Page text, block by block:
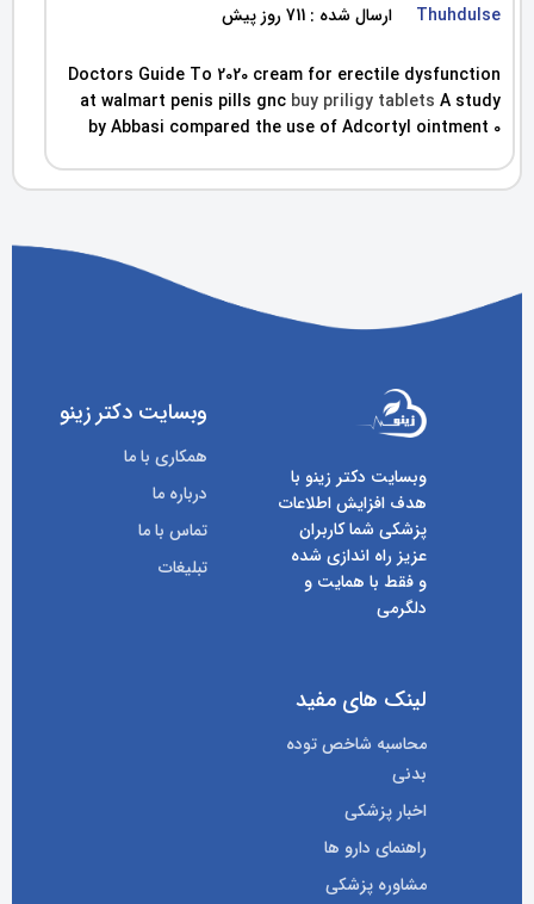
Thuhdulse ارسال شده : 711 روز پیش
Doctors Guide To 2020 cream for erectile dysfunction
at walmart penis pills gnc buy priligy tablets A study
by Abbasi compared the use of Adcortyl ointment 0
وبسایت دکتر زینو با
هدف افزایش اطلاعات
پزشکی شما کاربران
عزیز راه اندازی شده
و فقط با همایت و
دلگرمی
وبسایت دکتر زینو
همکاری با ما
درباره ما
تماس با ما
تبلیغات
لینک های مفید
محاسبه شاخص توده
بدنی
اخبار پزشکی
راهنمای دارو ها
مشاوره پزشکی